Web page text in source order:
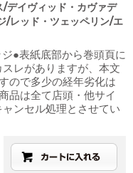
デイヴィッド・カヴァデ
/レッド・ツェッペリン/エ
●表紙底部から巻頭頁に
レがありますが、本文
ので多少の経年劣化は
品は全て店頭・他サイ
ンセル処理とさせてい